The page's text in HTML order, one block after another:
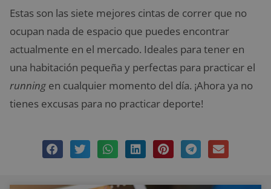
Estas son las siete mejores cintas de correr que no
ocupan nada de espacio que puedes encontrar
actualmente en el mercado. Ideales para tener en
una habitación pequeña y perfectas para practicar el
running en cualquier momento del día. ¡Ahora ya no
tienes excusas para no practicar deporte!